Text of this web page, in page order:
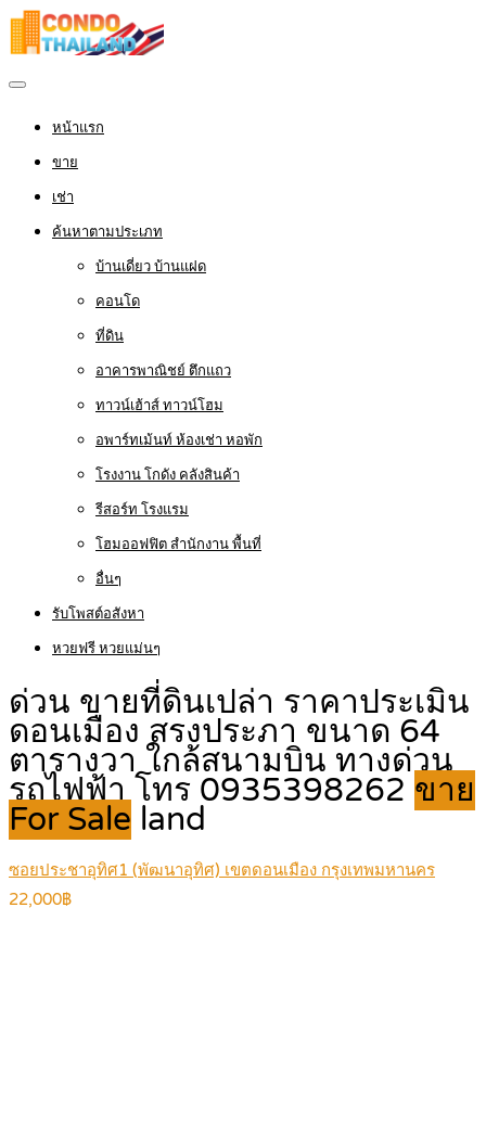
หน้าแรก
ขาย
เช่า
ค้นหาตามประเภท
บ้านเดี่ยว บ้านแฝด
คอนโด
ที่ดิน
อาคารพาณิชย์ ตึกแถว
ทาวน์เฮ้าส์ ทาวน์โฮม
อพาร์ทเม้นท์ ห้องเช่า หอพัก
โรงงาน โกดัง คลังสินค้า
รีสอร์ท โรงแรม
โฮมออฟฟิต สำนักงาน พื้นที่
อื่นๆ
รับโพสต์อสังหา
หวยฟรี หวยแม่นๆ
ด่วน ขายที่ดินเปล่า ราคาประเมิน
ดอนเมือง สรงประภา ขนาด 64
ตารางวา ใกล้สนามบิน ทางด่วน
รถไฟฟ้า โทร 0935398262 ขาย
For Sale land
ซอยประชาอุทิศ1 (พัฒนาอุทิศ) เขตดอนเมือง กรุงเทพมหานคร
22,000฿